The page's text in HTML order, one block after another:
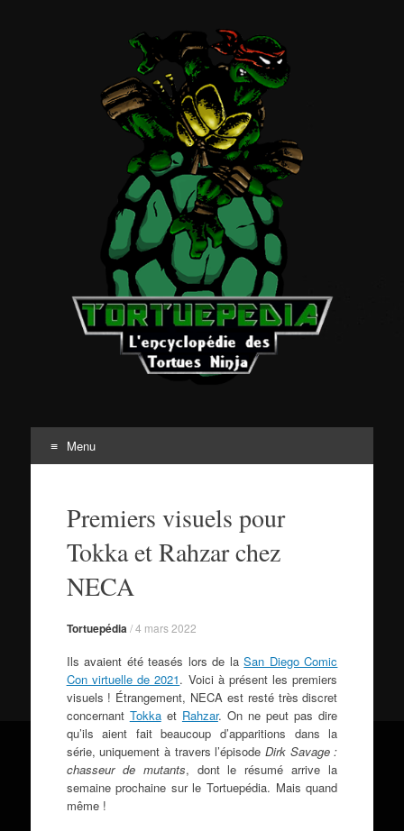
Menu
contenuPremiers visuels pour
Tokka et Rahzar chez
NECA
Tortuepédia /4 mars 2022
Ils avaient été teasés lors de laSan Diego Comic
Con virtuelle de 2021. Voici à présent les premiers
visuels ! Étrangement, NECA est resté très discret
concernant Tokkaet Rahzar. On ne peut pas dire
qu’ils aient fait beaucoup d’apparitions dans la
série, uniquement à travers l’épisodeDirk Savage :
chasseur de mutants, dont le résumé arrive la
semaine prochaine sur le Tortuepédia. Mais quand
même !